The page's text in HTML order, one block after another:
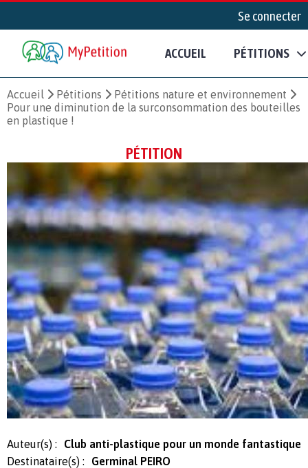
Se connecter
ACCUEIL PÉTITIONS
Accueil Pétitions
Pétitions nature et environnement
Pour une diminution de la surconsommation des bouteilles
en plastique !
PÉTITION
Auteur(s) :
Club anti-plastique pour un monde fantastique
Destinataire(s) :
Germinal PEIRO